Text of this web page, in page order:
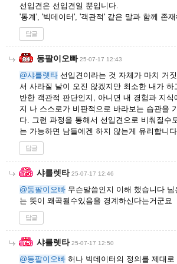
선입견은 선입견일 뿐입니다.
'통계', '빅데이터', '객관적' 같은 말과 함께 존
답글
동팔이오빠 25-07-17 12:43
@샤를렛타 선입견이라는 것 자체가 마치 거
서 사라질 날이 오진 않겠지만 최소한 내가 하
반한 객관적 판단인지, 아니면 내 경험과 지식
지 나 스스로가 비판적으로 바라보는 습관을
다. 그런 과정을 통해서 선입견으로 비춰질수
는 가능하면 남들에겐 하지 않는게 유리합니다.
답글
샤를렛타 25-07-17 12:46
@동팔이오빠 무슨말씀인지 이해 했습니다
는 뜻이 왜곡될수있음을 경계하신다는거군요
답글
샤를렛타 25-07-17 12:50
@동팔이오빠 허나 빅데이터의 정의를 제대